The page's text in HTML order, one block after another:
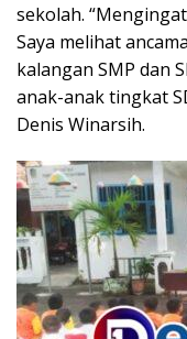
sekolah.
Saya melihat
kalangan SMP dan
anak-anak tingkat
Denis Winarsih.